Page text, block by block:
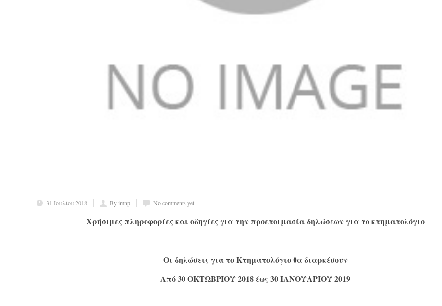
31 Ιουλίου 2018 By imnp No comments yet
Χρήσιμες πληροφορίες και οδηγίες για την προετοιμασία δηλώσεων για το κτηματολόγιο
Οι δηλώσεις για το Κτηματολόγιο θα διαρκέσουν
Από30ΟΚΤΩΒΡΙΟΥ2018έως30ΙΑΝΟΥΑΡΙΟΥ2019